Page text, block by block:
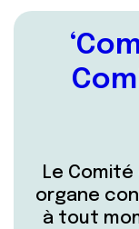
Le
organe
à tout